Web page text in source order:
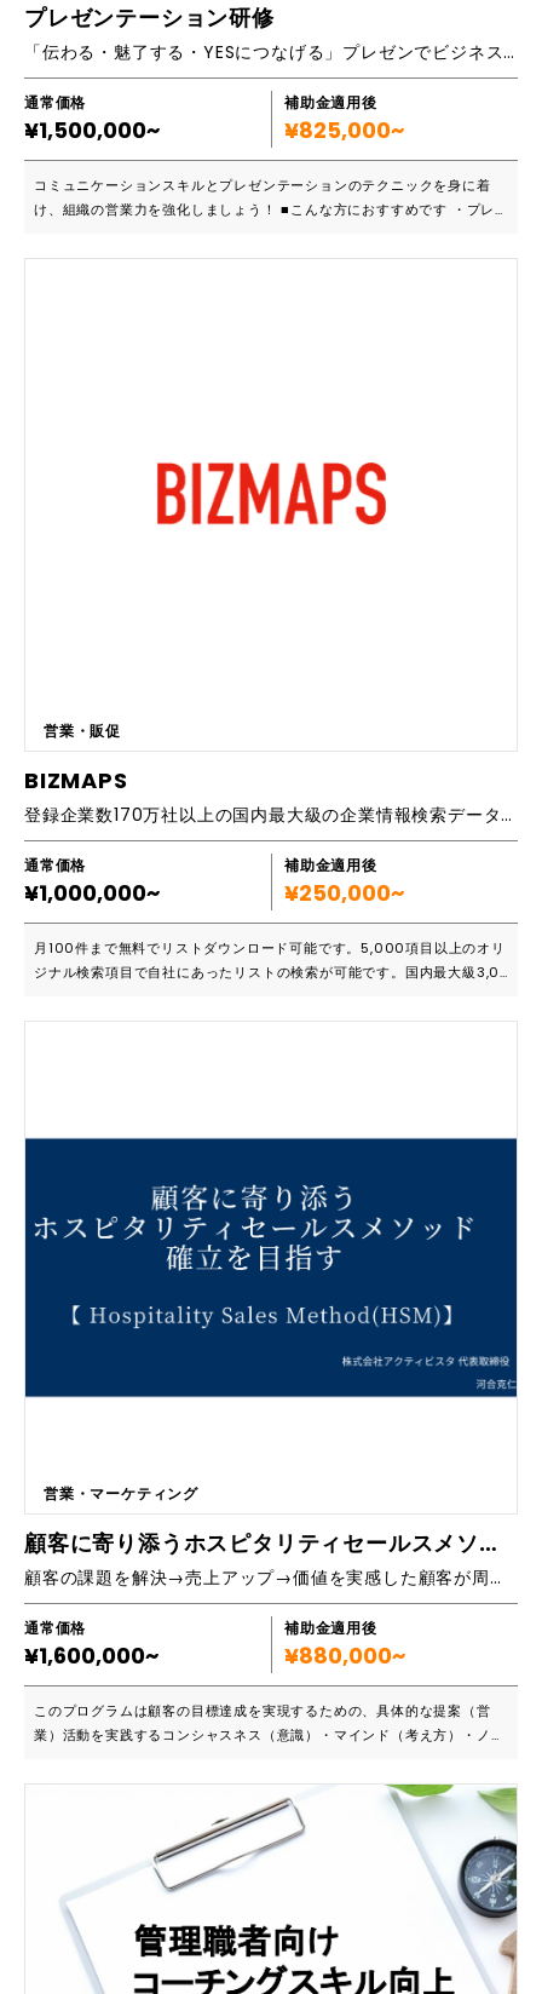
プレゼンテーション研修
「伝わる・魅了する・YESにつなげる」プレゼンでビジネスの未来を切り拓く！
通常価格
¥1,500,000~
補助金適用後
¥825,000~
コミュニケーションスキルとプレゼンテーションのテクニックを身に着
け、組織の営業力を強化しましょう！ ■こんな方におすすめです ・プレ
トや製品をもっと効果的に販促したい ・チーム内のコミュニケーション
営業・販促
BIZMAPS
登録企業数170万社以上の国内最大級の企業情報検索データベース
通常価格
¥1,000,000~
補助金適用後
¥250,000~
月100件まで無料でリストダウンロード可能です。5,000項目以上のオリ
ジナル検索項目で自社にあったリストの検索が可能です。国内最大級3,0
んな方におススメです ・たくさんのハウスハウスリストデータを活用し
超えた後は、有料でのリストダウンロードが可能です。 ・BIZMAPSリス
MAPSトップアプローチ ダウンロードしたリストに効率的にトップアプロ
ーチ・手紙送付+電話代行サービス ・BIZMAPSフォームアプローチ ター
ゲットのリストアップから企業HPの問い合わせフォームへの文面送付ま
営業・マーケティング
顧客に寄り添うホスピタリティセールスメソッド確立を目指す研修
顧客の課題を解決→売上アップ→価値を実感した顧客が周りの方に紹介してくれる循環作りを目指す研修プログラムです。
通常価格
¥1,600,000~
補助金適用後
¥880,000~
このプログラムは顧客の目標達成を実現するための、具体的な提案（営
業）活動を実践するコンシャスネス（意識）・マインド（考え方）・ノウ
案/営業）を磨き、実践して「顧客良し」「社員良し」「社会良し」の3方
良しを実現させ、売り上げ目標達成を実現し、さらなるビジョンを加速さ
ェッショナル ・カスタマーサービス担当者 ・顧客関係管理を強化したい
経営者 ・顧客応対においてプロ意識を高めたいプロフェッショナル ・チ
ーム全体でホスピタリティ文化を築きたい組織 営業の在り方やマインド
セット、営業に対するメンタルブロックをなくすトレーニングで顧客に
「YES」をいただくことを腑に落とす、自然なコミュニケーションの中で
顧客の「YES」を引き出す提案を目指します。理念・ビジョンに一貫した